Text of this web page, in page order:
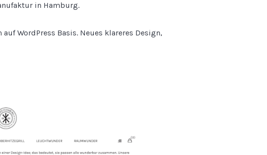
in Hamburg.
WordPress Basis. Neues klareres Design,